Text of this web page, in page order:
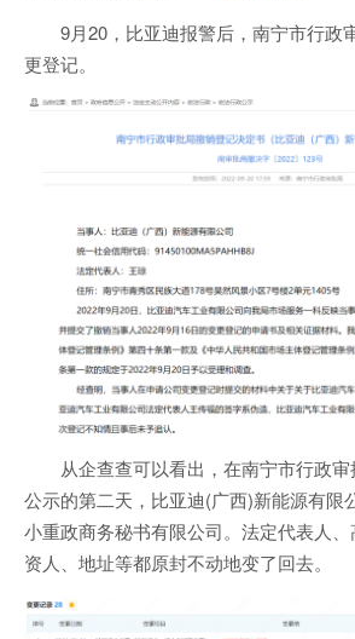
9月20，比亚迪报警后，南宁市行政
更登记。
从企查查可以看出，在南宁市行政
公示的第二天，比亚迪(广西)新能源有限
小重政商务秘书有限公司。法定代表人
资人、地址等都原封不动地变了回去。